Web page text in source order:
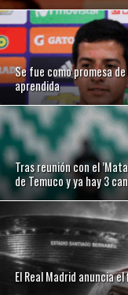
Se fue como promesa
aprendida
Tras reunión con el
de Temuco y ya hay 3
El Real Madrid anuncia